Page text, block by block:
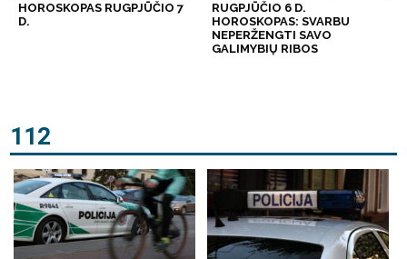
HOROSKOPAS RUGPJŪČIO 7
D.
RUGPJŪČIO 6 D.
HOROSKOPAS: SVARBU
NEPERŽENGTI SAVO
GALIMYBIŲ RIBOS
112